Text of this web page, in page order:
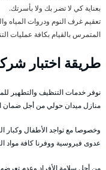
بعناية كي لا تضر بك ولا بأسرتك.
تعقيم غرف النوم ودروات المياه
المتمرس بالقيام بكافة عمليات
طريقة اختبار
نوفر خدمات التنظيف والتطهير
منازل ميدان حولي من أجل ضمان
وخصوصا مع تواجد الأطفال
عدوى فيروسية ووفرنا كافة مواد
من أجل سلامة الأفراد وعدم